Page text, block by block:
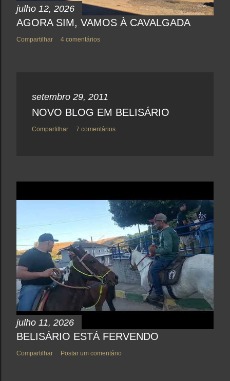
julho 12, 2026
AGORA SIM, VAMOS À CAVALGADA
Compartilhar 4 comentários
setembro 29, 2011
NOVO BLOG EM BELISÁRIO
Compartilhar 7 comentários
julho 11, 2026
BELISÁRIO ESTÁ FERVENDO
Compartilhar Postar um comentário